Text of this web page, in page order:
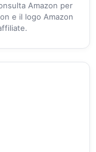
Amazon per
e il logo Amazon